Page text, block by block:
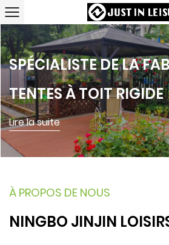
SPÉCIALISTE DE LA
TENTES À TOIT RIGIDE
Lire la suite
PRODUIT EXCELLENT
EXÉCUTION
Lire la suite
À PROPOS DE NOUS
NINGBO JINJIN